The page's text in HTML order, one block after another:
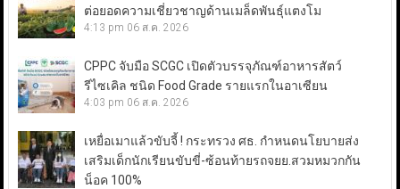
ต่อยอดความเชี่ยวชาญด้านเมล็ดพันธุ์แตงโม
4:13 pm 06 ส.ค. 2026
CPPC จับมือ SCGC เปิดตัวบรรจุภัณฑ์อาหารสัตว์
รีไซเคิล ชนิด Food Grade รายแรกในอาเซียน
4:03 pm 06 ส.ค. 2026
เหยื่อเมาแล้วขับจี้ ! กระทรวง ศธ. กำหนดนโยบายส่ง
เสริมเด็กนักเรียนขับขี่-ซ้อนท้ายรถจยย.สวมหมวกกัน
น็อค 100%